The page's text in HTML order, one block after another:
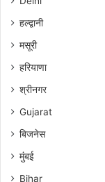
हल्द्वानी
मसूरी
हरियाणा
श्रीनगर
Gujarat
बिजनेस
मुंबई
Bihar